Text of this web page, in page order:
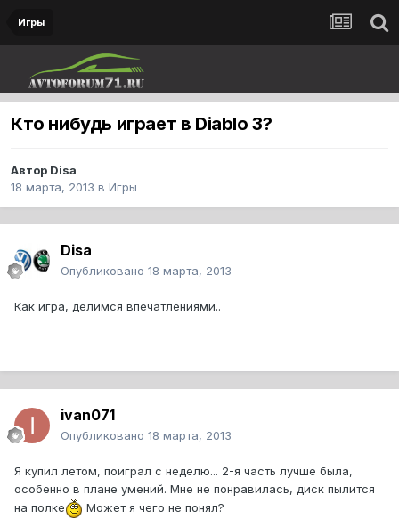
Игры
Кто нибудь играет в Diablo 3?
Автор Disa
18 марта, 2013 в Игры
Disa
Опубликовано 18 марта, 2013
Как игра, делимся впечатлениями..
ivan071
Опубликовано 18 марта, 2013
Я купил летом, поиграл с неделю... 2-я часть лучше была,
особенно в плане умений. Мне не понравилась, диск пылится
на полке
Может я чего не понял?